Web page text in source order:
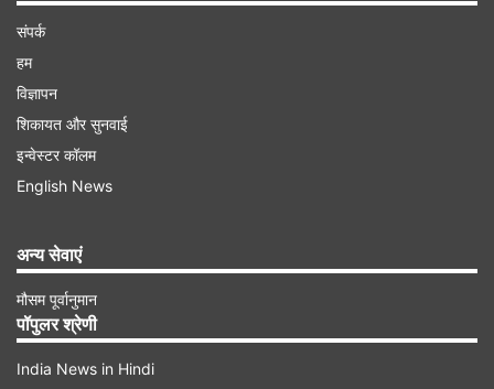
संपर्क
हम
विज्ञापन
शिकायत और सुनवाई
इन्वेस्टर कॉलम
English News
अन्य सेवाएं
मौसम पूर्वानुमान
पॉपुलर श्रेणी
India News in Hindi